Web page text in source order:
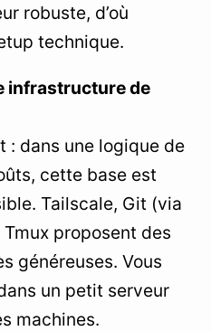
robuste, d’où
technique.
infrastructure de
: dans une logique de
cette base est
Tailscale, Git (via
proposent des
généreuses. Vous
un petit serveur
machines.